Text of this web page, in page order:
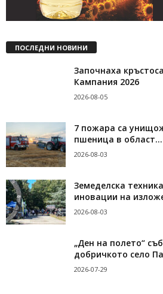
ПОСЛЕДНИ НОВИНИ
Започнаха
Кампания 2026
2026-08-05
7 пожара са
пшеница в област...
2026-08-03
Земеделска
иновации на
2026-08-03
„Ден на полето“
добричкото село
2026-07-29